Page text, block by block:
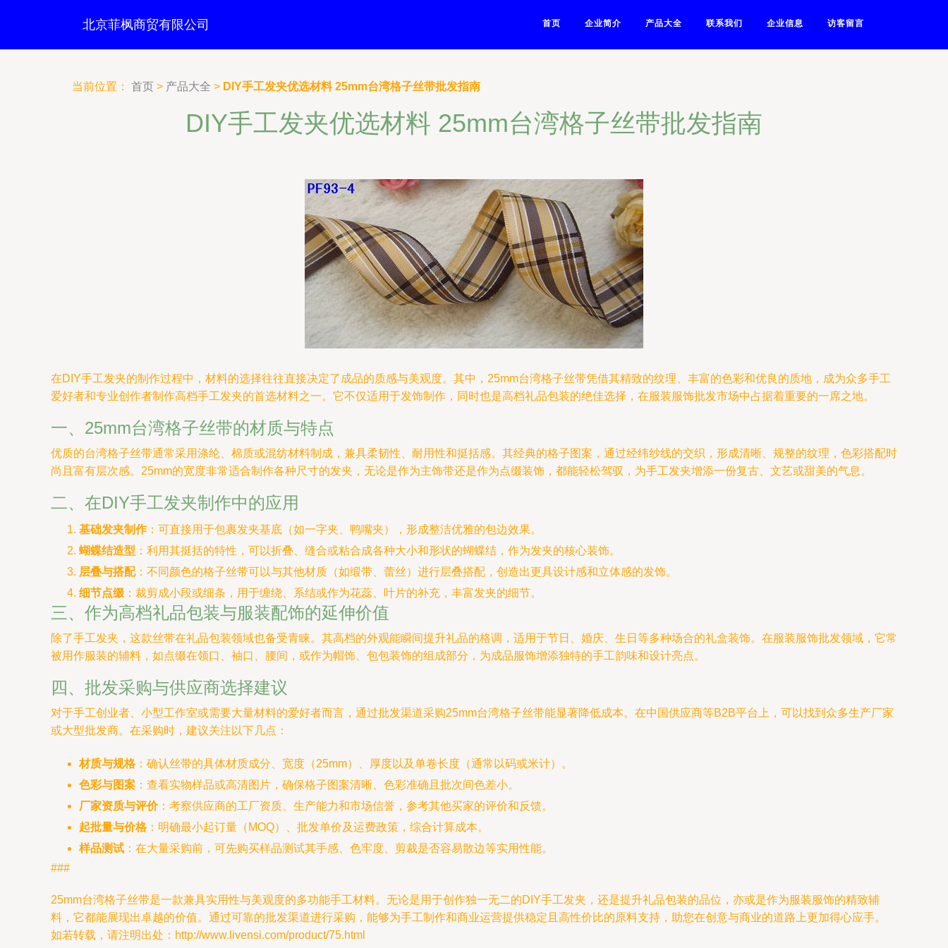
北京菲枫商贸有限公司 首页 企业简介 产品大全 联系我们 企业信息 访客留言
当前位置： 首页 > 产品大全 > DIY手工发夹优选材料 25mm台湾格子丝带批发指南
DIY手工发夹优选材料 25mm台湾格子丝带批发指南
在DIY手工发夹的制作过程中，材料的选择往往直接决定了成品的质感与美观度。其中，25mm台湾格子丝带凭借其精致的纹理、丰富的色彩和优良的质地，成为众多手工
爱好者和专业创作者制作高档手工发夹的首选材料之一。它不仅适用于发饰制作，同时也是高档礼品包装的绝佳选择，在服装服饰批发市场中占据着重要的一席之地。
一、25mm台湾格子丝带的材质与特点
优质的台湾格子丝带通常采用涤纶、棉质或混纺材料制成，兼具柔韧性、耐用性和挺括感。其经典的格子图案，通过经纬纱线的交织，形成清晰、规整的纹理，色彩搭配时
尚且富有层次感。25mm的宽度非常适合制作各种尺寸的发夹，无论是作为主饰带还是作为点缀装饰，都能轻松驾驭，为手工发夹增添一份复古、文艺或甜美的气息。
二、在DIY手工发夹制作中的应用
基础发夹制作：可直接用于包裹发夹基底（如一字夹、鸭嘴夹），形成整洁优雅的包边效果。
蝴蝶结造型 ：利用其挺括的特性，可以折叠、缝合或粘合成各种大小和形状的蝴蝶结，作为发夹的核心装饰。
层叠与搭配：不同颜色的格子丝带可以与其他材质（如缎带、蕾丝）进行层叠搭配，创造出更具设计感和立体感的发饰。
细节点缀 ：裁剪成小段或细条，用于缠绕、系结或作为花蕊、叶片的补充，丰富发夹的细节。
三、作为高档礼品包装与服装配饰的延伸价值
除了手工发夹，这款丝带在礼品包装领域也备受青睐。其高档的外观能瞬间提升礼品的格调，适用于节日、婚庆、生日等多种场合的礼盒装饰。在服装服饰批发领域，它常
被用作服装的辅料，如点缀在领口、袖口、腰间，或作为帽饰、包包装饰的组成部分，为成品服饰增添独特的手工韵味和设计亮点。
四、批发采购与供应商选择建议
对于手工创业者、小型工作室或需要大量材料的爱好者而言，通过批发渠道采购25mm台湾格子丝带能显著降低成本。在中国供应商等B2B平台上，可以找到众多生产厂家
或大型批发商。在采购时，建议关注以下几点：
材质与规格：确认丝带的具体材质成分、宽度（25mm）、厚度以及单卷长度（通常以码或米计）。
色彩与图案 ：查看实物样品或高清图片，确保格子图案清晰、色彩准确且批次间色差小。
厂家资质与评价：考察供应商的工厂资质、生产能力和市场信誉，参考其他买家的评价和反馈。
起批量与价格：明确最小起订量（MOQ）、批发单价及运费政策，综合计算成本。
样品测试 ：在大量采购前，可先购买样品测试其手感、色牢度、剪裁是否容易散边等实用性能。
###
25mm台湾格子丝带是一款兼具实用性与美观度的多功能手工材料。无论是用于创作独一无二的DIY手工发夹，还是提升礼品包装的品位，亦或是作为服装服饰的精致辅
料，它都能展现出卓越的价值。通过可靠的批发渠道进行采购，能够为手工制作和商业运营提供稳定且高性价比的原料支持，助您在创意与商业的道路上更加得心应手。
如若转载，请注明出处：http://www.livensi.com/product/75.html